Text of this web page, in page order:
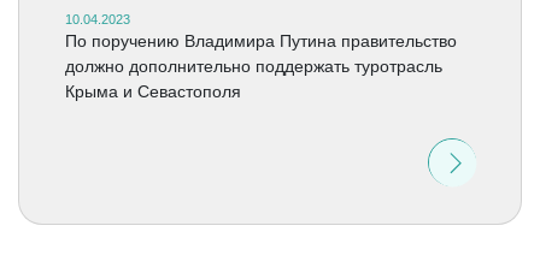
10.04.2023
По поручению Владимира Путина правительство
должно дополнительно поддержать туротрасль
Крыма и Севастополя